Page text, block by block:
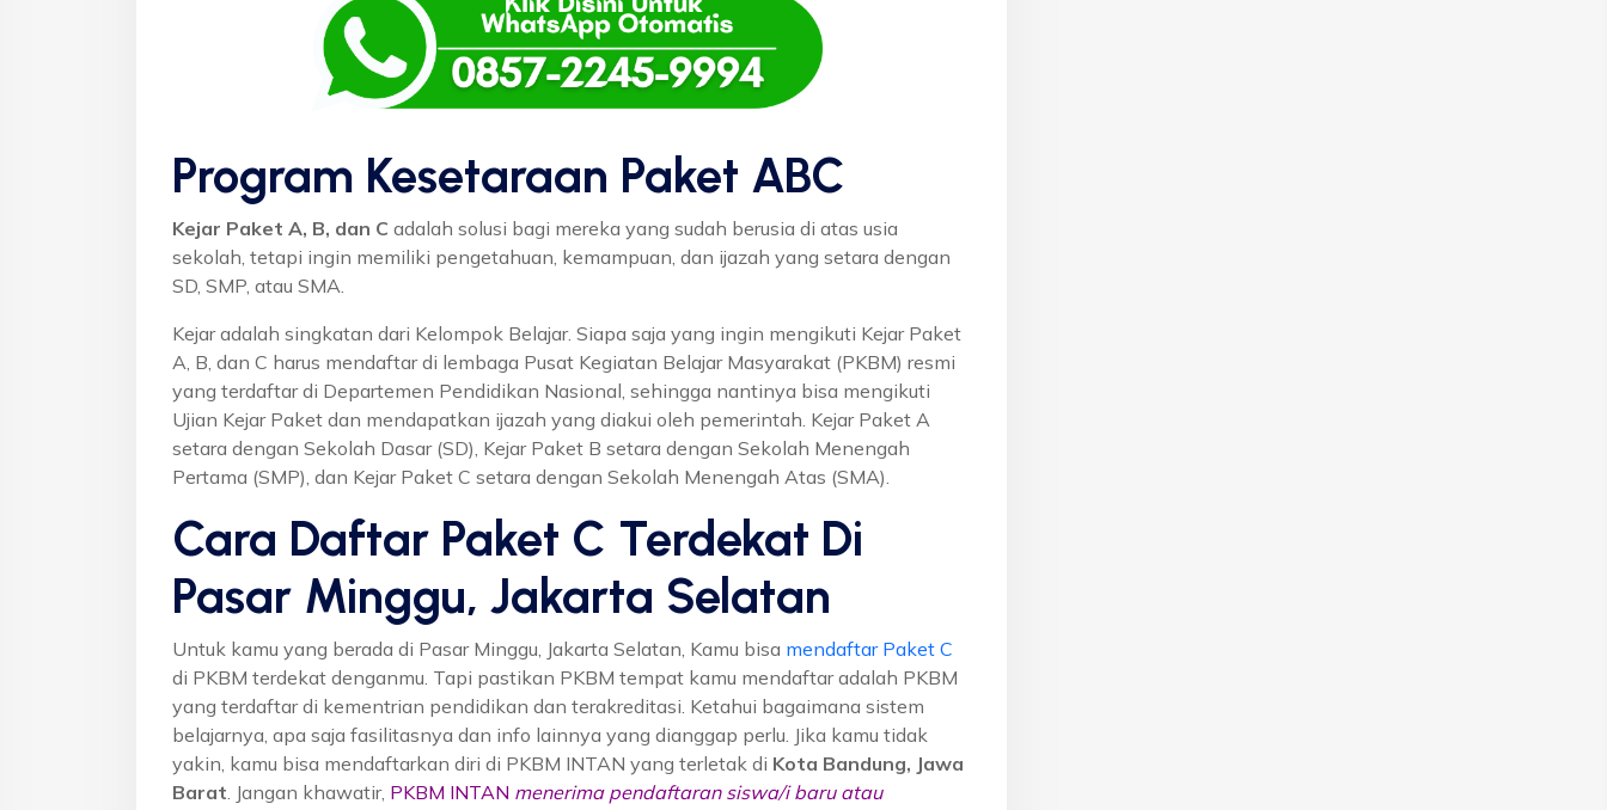
Program Kesetaraan Paket ABC
Kejar Paket A, B, dan C adalah solusi bagi mereka yang sudah berusia di atas usia
sekolah, tetapi ingin memiliki pengetahuan, kemampuan, dan ijazah yang setara dengan
SD, SMP, atau SMA.
Kejar adalah singkatan dari Kelompok Belajar. Siapa saja yang ingin mengikuti Kejar Paket
A, B, dan C harus mendaftar di lembaga Pusat Kegiatan Belajar Masyarakat (PKBM) resmi
yang terdaftar di Departemen Pendidikan Nasional, sehingga nantinya bisa mengikuti
Ujian Kejar Paket dan mendapatkan ijazah yang diakui oleh pemerintah. Kejar Paket A
setara dengan Sekolah Dasar (SD), Kejar Paket B setara dengan Sekolah Menengah
Pertama (SMP), dan Kejar Paket C setara dengan Sekolah Menengah Atas (SMA).
Cara Daftar Paket C Terdekat Di
Pasar Minggu, Jakarta Selatan
Untuk kamu yang berada di Pasar Minggu, Jakarta Selatan, Kamu bisa mendaftar Paket C
di PKBM terdekat denganmu. Tapi pastikan PKBM tempat kamu mendaftar adalah PKBM
yang terdaftar di kementrian pendidikan dan terakreditasi. Ketahui bagaimana sistem
belajarnya, apa saja fasilitasnya dan info lainnya yang dianggap perlu. Jika kamu tidak
yakin, kamu bisa mendaftarkan diri di PKBM INTAN yang terletak di Kota Bandung, Jawa
Barat . Jangan khawatir, PKBM INTAN menerima pendaftaran siswa/i baru atau